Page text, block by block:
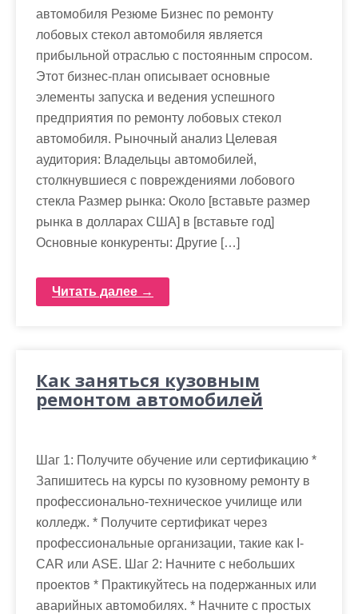
автомобиля Резюме Бизнес по ремонту
лобовых стекол автомобиля является
прибыльной отраслью с постоянным спросом.
Этот бизнес-план описывает основные
элементы запуска и ведения успешного
предприятия по ремонту лобовых стекол
автомобиля. Рыночный анализ Целевая
аудитория: Владельцы автомобилей,
столкнувшиеся с повреждениями лобового
стекла Размер рынка: Около [вставьте размер
рынка в долларах США] в [вставьте год]
Основные конкуренты: Другие […]
Читать далее →
Как заняться кузовным
ремонтом автомобилей
Шаг 1: Получите обучение или сертификацию *
Запишитесь на курсы по кузовному ремонту в
профессионально-техническое училище или
колледж. * Получите сертификат через
профессиональные организации, такие как I-
CAR или ASE. Шаг 2: Начните с небольших
проектов * Практикуйтесь на подержанных или
аварийных автомобилях. * Начните с простых